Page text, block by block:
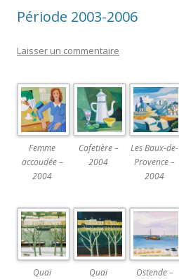
Période 2003-2006
Laisser un commentaire
Femme
accoudée –
2004
Cafetière –
2004
Les Baux-de-
Provence –
2004
Quai
Quai
Ostende –